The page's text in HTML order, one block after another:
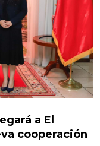
a El
cooperación